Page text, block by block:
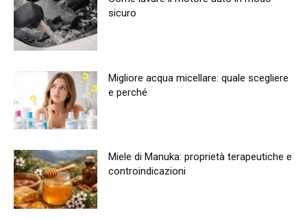
sicuro
Migliore acqua micellare: quale scegliere
e perché
Miele di Manuka: proprietà terapeutiche e
controindicazioni